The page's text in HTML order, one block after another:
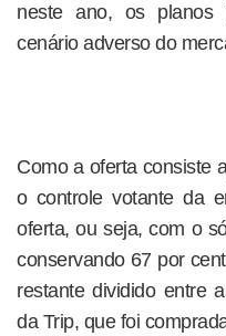
neste ano, os planos
cenário adverso do
Como a oferta consiste
o controle votante da
oferta, ou seja, com o
conservando 67 por
restante dividido entre
da Trip, que foi